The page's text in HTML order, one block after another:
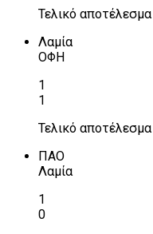
Τελικό αποτέλεσμα
Λαμία
ΟΦΗ
1
1
Τελικό αποτέλεσμα
ΠΑΟ
Λαμία
1
0